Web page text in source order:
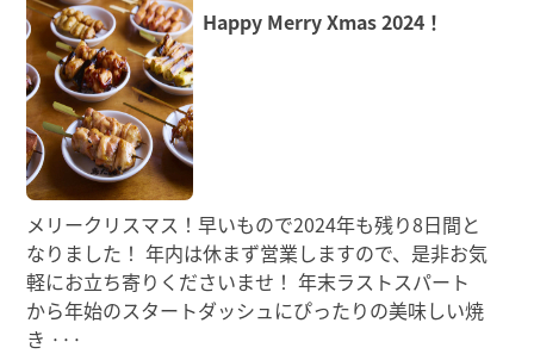
Happy Merry Xmas 2024！
メリークリスマス！早いもので2024年も残り8日間と
なりました！ 年内は休まず営業しますので、是非お気
軽にお立ち寄りくださいませ！ 年末ラストスパート
から年始のスタートダッシュにぴったりの美味しい焼
き ···